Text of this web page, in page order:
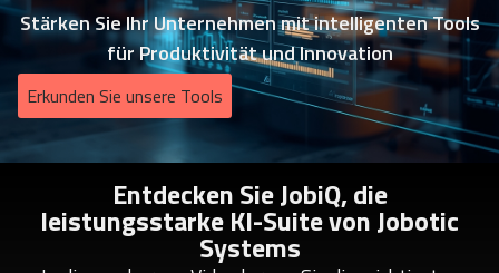
Stärken Sie Ihr Unternehmen mit intelligenten Tools
für Produktivität und Innovation
Erkunden Sie unsere Tools
Entdecken Sie JobiQ, die
leistungsstarke KI-Suite von Jobotic
Systems